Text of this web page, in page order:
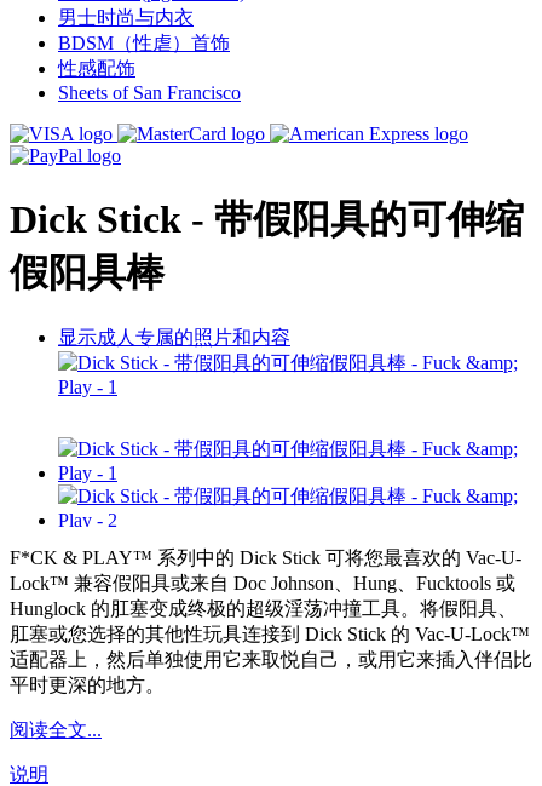
男士时尚与内衣
BDSM（性虐）首饰
性感配饰
Sheets of San Francisco
Dick Stick - 带假阳具的可伸缩
假阳具棒
显示成人专属的照片和内容
F*CK & PLAY™ 系列中的 Dick Stick 可将您最喜欢的 Vac-U-
Lock™ 兼容假阳具或来自 Doc Johnson、Hung、Fucktools 或
Hunglock 的肛塞变成终极的超级淫荡冲撞工具。将假阳具、
肛塞或您选择的其他性玩具连接到 Dick Stick 的 Vac-U-Lock™
适配器上，然后单独使用它来取悦自己，或用它来插入伴侣比
平时更深的地方。
阅读全文...
说明